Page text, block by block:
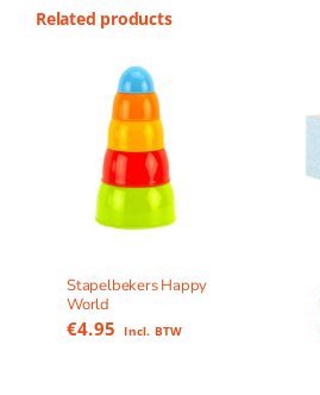
Related products
Stapelbekers Happy
World
€4.95 Incl. BTW